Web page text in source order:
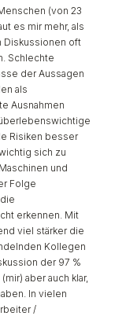
(von 23
es mir mehr, als
Diskussionen oft
Schlechte
der Aussagen
als
Ausnahmen
Risiken besser
sich zu
und
Folge
erkennen. Mit
viel stärker die
Kollegen
der 97 %
aber auch klar,
In vielen
/